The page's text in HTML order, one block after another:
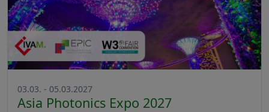
03.03. - 05.03.2027
Asia Photonics Expo 2027